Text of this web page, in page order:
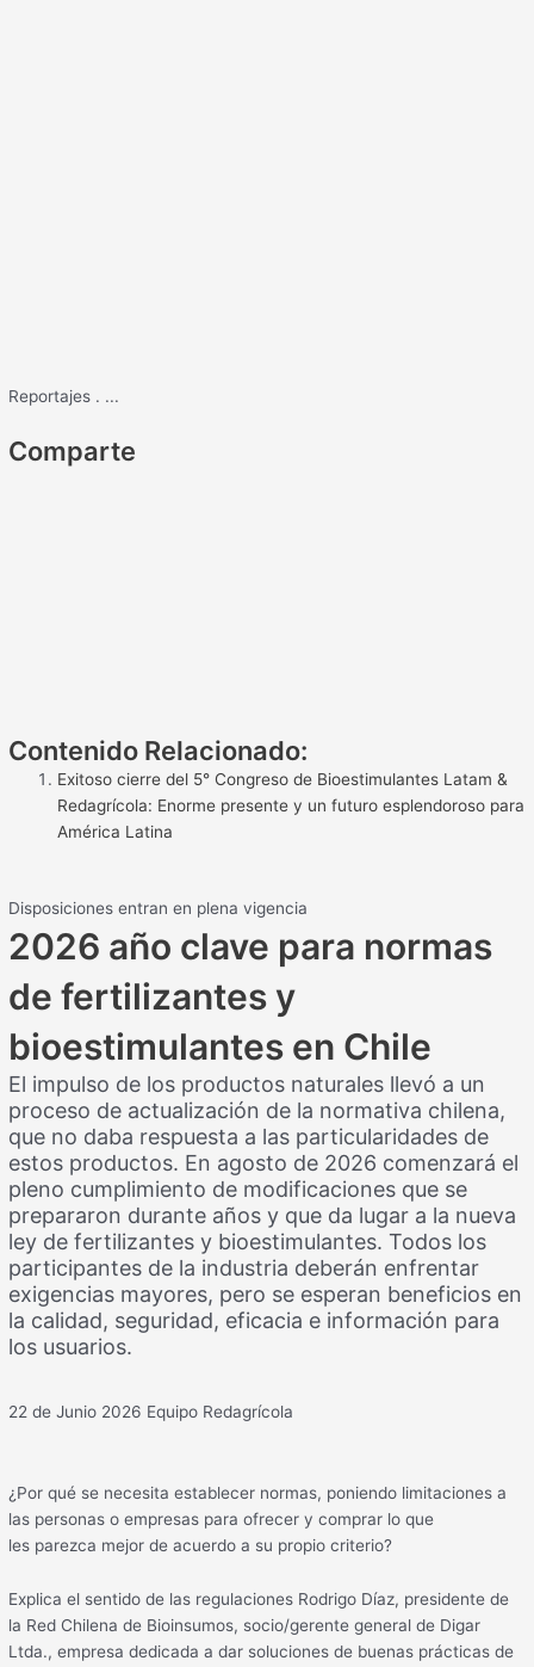
Reportajes . ...
Comparte
Contenido Relacionado:
Exitoso cierre del 5° Congreso de Bioestimulantes Latam &
Redagrícola: Enorme presente y un futuro esplendoroso para
América Latina
Disposiciones entran en plena vigencia
2026 año clave para normas
de fertilizantes y
bioestimulantes en Chile
El impulso de los productos naturales llevó a un
proceso de actualización de la normativa chilena,
que no daba respuesta a las particularidades de
estos productos. En agosto de 2026 comenzará el
pleno cumplimiento de modificaciones que se
prepararon durante años y que da lugar a la nueva
ley de fertilizantes y bioestimulantes. Todos los
participantes de la industria deberán enfrentar
exigencias mayores, pero se esperan beneficios en
la calidad, seguridad, eficacia e información para
los usuarios.
22 de Junio 2026 Equipo Redagrícola
¿Por qué se necesita establecer normas, poniendo limitaciones a
las personas o empresas para ofrecer y comprar lo que
les parezca mejor de acuerdo a su propio criterio?
Explica el sentido de las regulaciones Rodrigo Díaz, presidente de
la Red Chilena de Bioinsumos, socio/gerente general de Digar
Ltda., empresa dedicada a dar soluciones de buenas prácticas de